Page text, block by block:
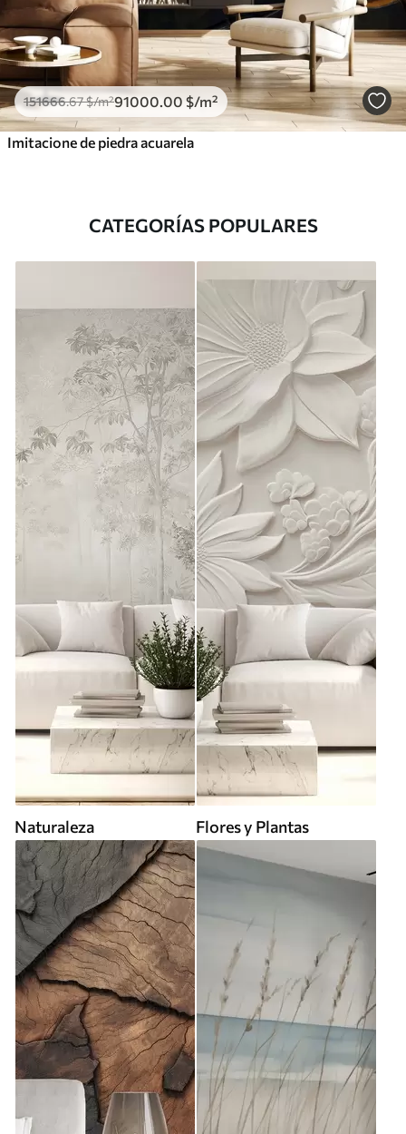
151666.67$/m²91000 .00 $/m²
Imitacione de piedra acuarela
CATEGORÍAS POPULARES
Naturaleza Flores y Plantas